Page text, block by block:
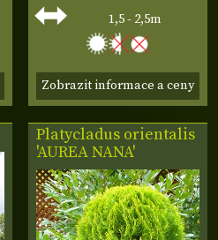
1,5 - 2,5m
Zobrazit informace a ceny
Platycladus orientalis
'AUREA NANA'